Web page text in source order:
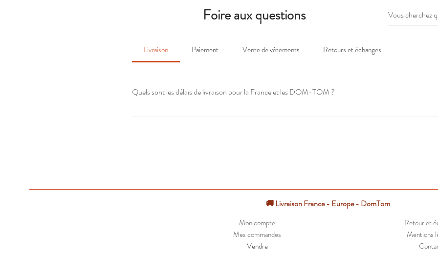
Foire aux questions
Livraison Paiement Vente de vêtements Retours et échanges
Quels sont les délais de livraison pour la France et les DOM-TOM ?
🚚 Livraison France - Europe - DomTom
Mon compte
Mes commandes
Vendre
Retour et
Mentions